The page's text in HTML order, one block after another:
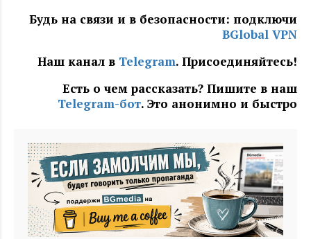
Будь на связи и в безопасности: подключи
BGlobal VPN
Наш канал в Telegram. Присоединяйтесь!
Есть о чем рассказать? Пишите в наш
Telegram-бот. Это анонимно и быстро